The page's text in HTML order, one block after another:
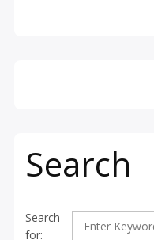
Search
Search
for: